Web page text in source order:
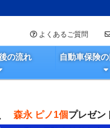
よくあるご質問
の流れ 自動車保険
森永 ピノ1個プレゼ